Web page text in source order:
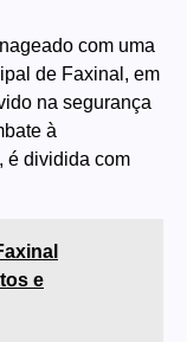
com uma
de Faxinal, em
na segurança
à
é dividida com
e